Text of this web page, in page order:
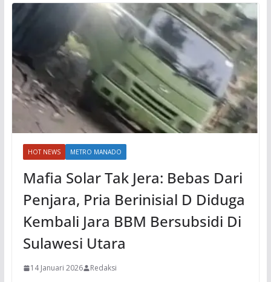
HOT NEWS METRO MANADO
Mafia Solar Tak Jera: Bebas Dari
Penjara, Pria Berinisial D Diduga
Kembali Jara BBM Bersubsidi Di
Sulawesi Utara
14 Januari 2026 Redaksi